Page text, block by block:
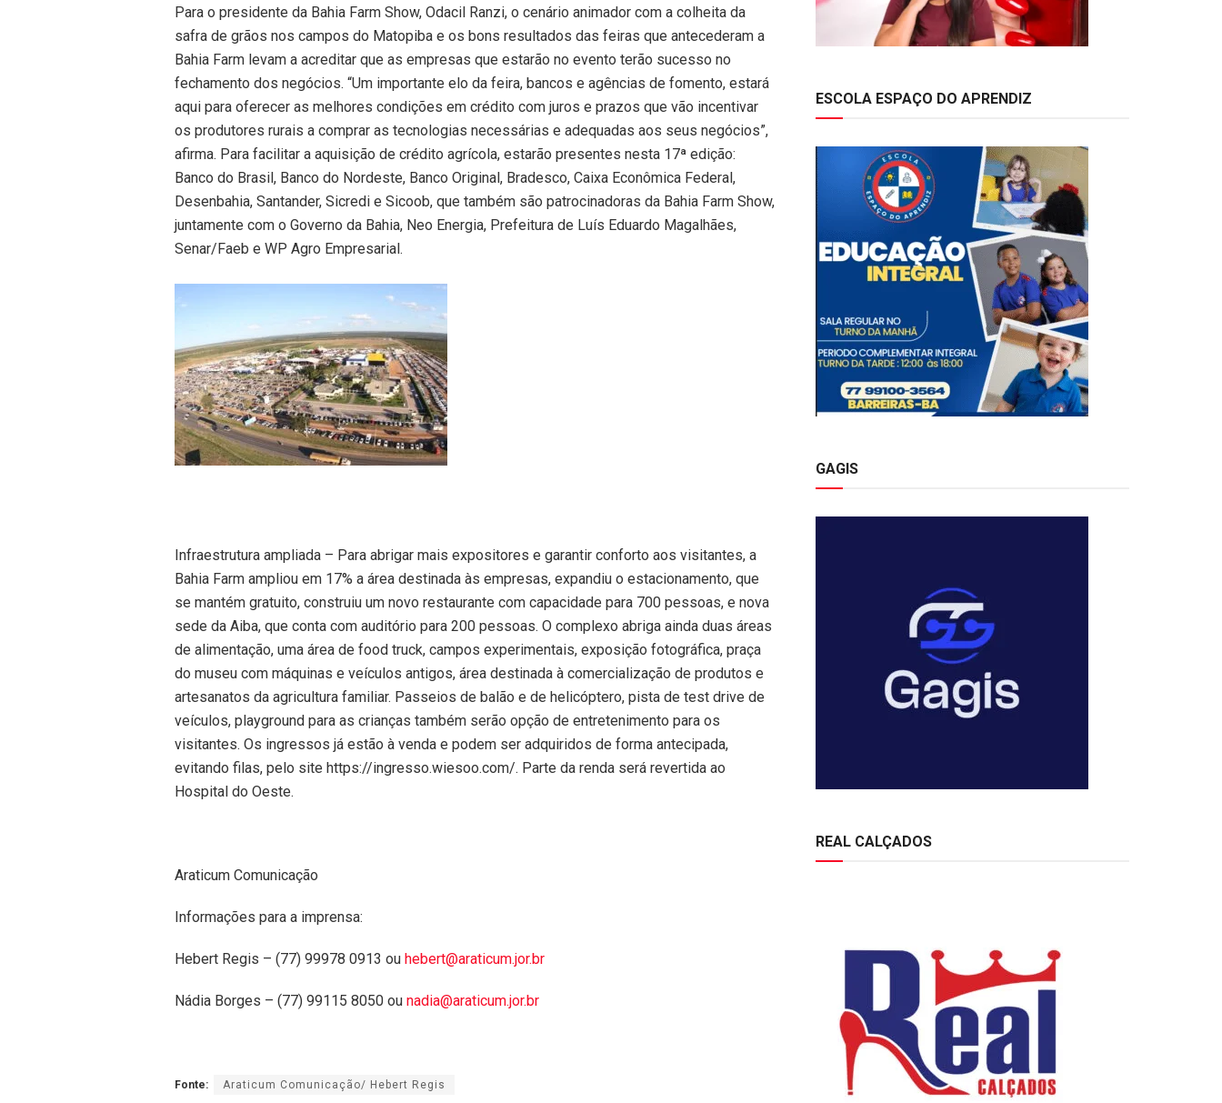
Para o presidente da Bahia Farm Show, Odacil Ranzi, o cenário animador com a colheita da
safra de grãos nos campos do Matopiba e os bons resultados das feiras que antecederam a
Bahia Farm levam a acreditar que as empresas que estarão no evento terão sucesso no
fechamento dos negócios. “Um importante elo da feira, bancos e agências de fomento, estará
aqui para oferecer as melhores condições em crédito com juros e prazos que vão incentivar
os produtores rurais a comprar as tecnologias necessárias e adequadas aos seus negócios”,
afirma. Para facilitar a aquisição de crédito agrícola, estarão presentes nesta 17ª edição:
Banco do Brasil, Banco do Nordeste, Banco Original, Bradesco, Caixa Econômica Federal,
Desenbahia, Santander, Sicredi e Sicoob, que também são patrocinadoras da Bahia Farm Show,
juntamente com o Governo da Bahia, Neo Energia, Prefeitura de Luís Eduardo Magalhães,
Senar/Faeb e WP Agro Empresarial.
Infraestrutura ampliada – Para abrigar mais expositores e garantir conforto aos visitantes, a
Bahia Farm ampliou em 17% a área destinada às empresas, expandiu o estacionamento, que
se mantém gratuito, construiu um novo restaurante com capacidade para 700 pessoas, e nova
sede da Aiba, que conta com auditório para 200 pessoas. O complexo abriga ainda duas áreas
de alimentação, uma área de food truck, campos experimentais, exposição fotográfica, praça
do museu com máquinas e veículos antigos, área destinada à comercialização de produtos e
artesanatos da agricultura familiar. Passeios de balão e de helicóptero, pista de test drive de
veículos, playground para as crianças também serão opção de entretenimento para os
visitantes. Os ingressos já estão à venda e podem ser adquiridos de forma antecipada,
evitando filas, pelo site https://ingresso.wiesoo.com/. Parte da renda será revertida ao
Hospital do Oeste.
Araticum Comunicação
Informações para a imprensa:
Hebert Regis – (77) 99978 0913 ou hebert@araticum.jor.br
Nádia Borges – (77) 99115 8050 ou nadia@araticum.jor.br
Fonte: Araticum Comunicação/ Hebert Regis
ESCOLA ESPAÇO DO APRENDIZ
GAGIS
REAL CALÇADOS